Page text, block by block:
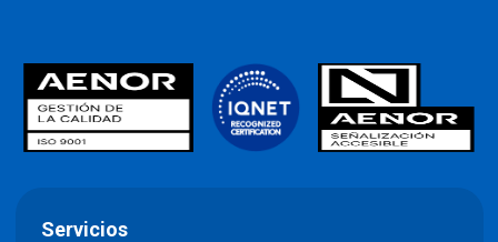
Servicios